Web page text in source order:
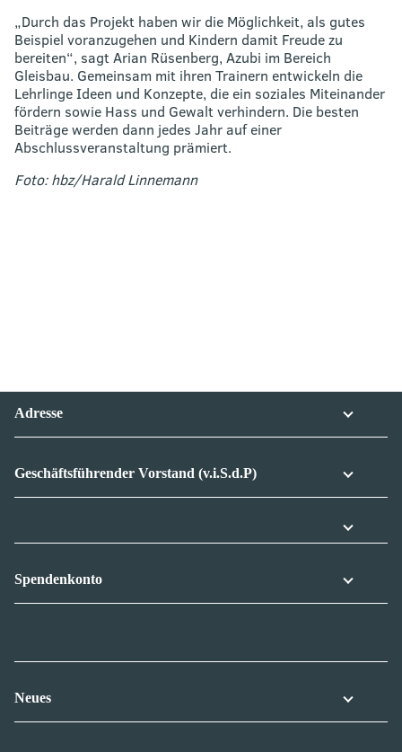
„Durch das Projekt haben wir die Möglichkeit, als gutes
Beispiel voranzugehen und Kindern damit Freude zu
bereiten“, sagt Arian Rüsenberg, Azubi im Bereich
Gleisbau. Gemeinsam mit ihren Trainern entwickeln die
Lehrlinge Ideen und Konzepte, die ein soziales Miteinander
fördern sowie Hass und Gewalt verhindern. Die besten
Beiträge werden dann jedes Jahr auf einer
Abschlussveranstaltung prämiert.
Foto: hbz/Harald Linnemann
Adresse
Geschäftsführender Vorstand (v.i.S.d.P)
Spendenkonto
Neues